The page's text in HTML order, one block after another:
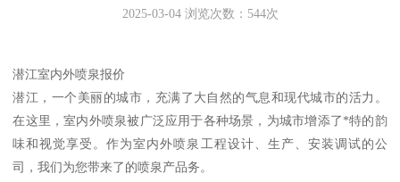
2025-03-04浏览次数： 544次
潜江室内外喷泉报价
潜江，一个美丽的城市，充满了大自然的气息和现代城市的活力。
在这里，室内外喷泉被广泛应用于各种场景，为城市增添了*特的韵
味和视觉享受。作为室内外喷泉工程设计、生产、安装调试的公
司，我们为您带来了的喷泉产品务。